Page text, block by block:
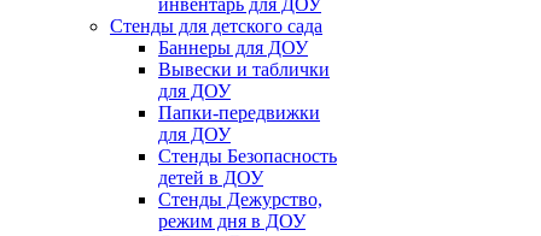
инвентарь для ДОУ
Стенды для детского сада
Баннеры для ДОУ
Вывески и таблички
для ДОУ
Папки-передвижки
для ДОУ
Стенды Безопасность
детей в ДОУ
Стенды Дежурство,
режим дня в ДОУ